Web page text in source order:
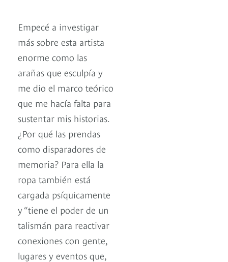
Empecé a investigar
más sobre esta artista
enorme como las
arañas que esculpía y
me dio el marco teórico
que me hacía falta para
sustentar mis historias.
¿Por qué las prendas
como disparadores de
memoria? Para ella la
ropa también está
cargada psíquicamente
y “tiene el poder de un
talismán para reactivar
conexiones con gente,
lugares y eventos que,